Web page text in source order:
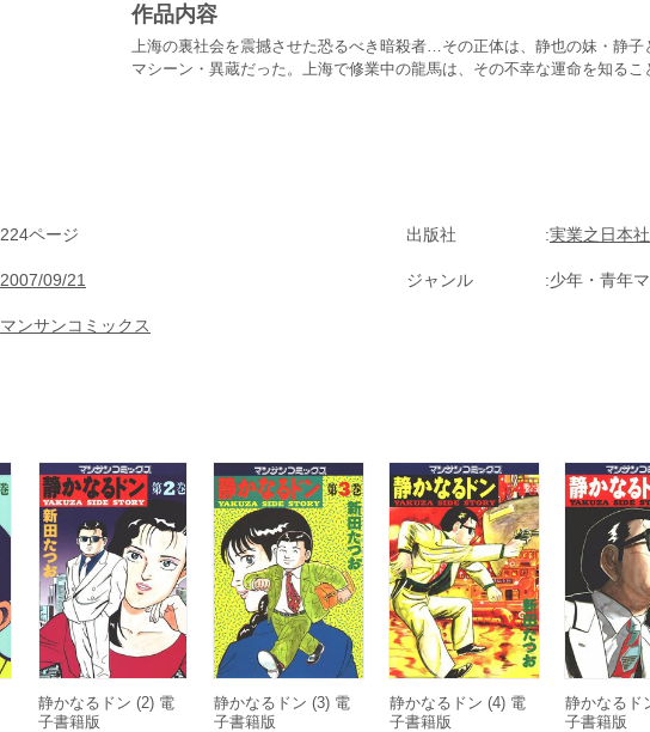
作品内容
上海の裏社会を震撼させた恐るべき暗殺者…その正体は、静也の妹・静
マシーン・異蔵だった。上海で修業中の龍馬は、その不幸な運命を知る
224ページ 出版社 実業之日本社
2007/09/21 ジャンル 少年・青年
マンサンコミックス
静かなるドン (2) 電
子書籍版
静かなるドン (3) 電
子書籍版
静かなるドン (4) 電
子書籍版
静かなるド
子書籍版